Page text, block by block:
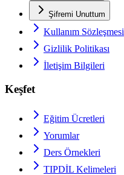
Şifremi Unuttum
Kullanım Sözleşmesi
Gizlilik Politikası
İletişim Bilgileri
Keşfet
Eğitim Ücretleri
Yorumlar
Ders Örnekleri
TIPDİL Kelimeleri